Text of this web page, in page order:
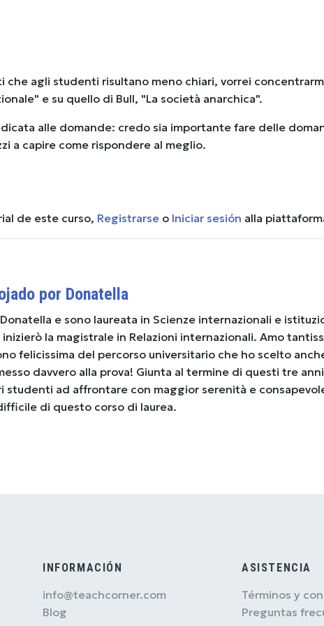
che agli studenti risultano meno chiari, vorrei
e su quello di Bull, "La società anarchica".
alle domande: credo sia importante fare delle
a capire come rispondere al meglio.
de este curso, Registrarse o Iniciar sesión alla
por Donatella
e sono laureata in Scienze internazionali e
la magistrale in Relazioni internazionali. Amo
felicissima del percorso universitario che ho scelto
davvero alla prova! Giunta al termine di questi tre
studenti ad affrontare con maggior serenità e
di questo corso di laurea.
INFORMACIÓN
info@teachcorner.com
Blog
ASISTENCIA
Términos y
Preguntas